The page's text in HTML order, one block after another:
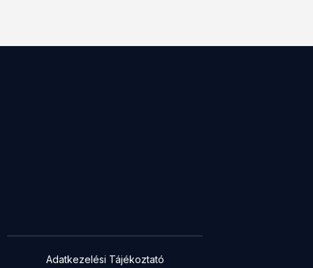
Adatkezelési Tájékoztató